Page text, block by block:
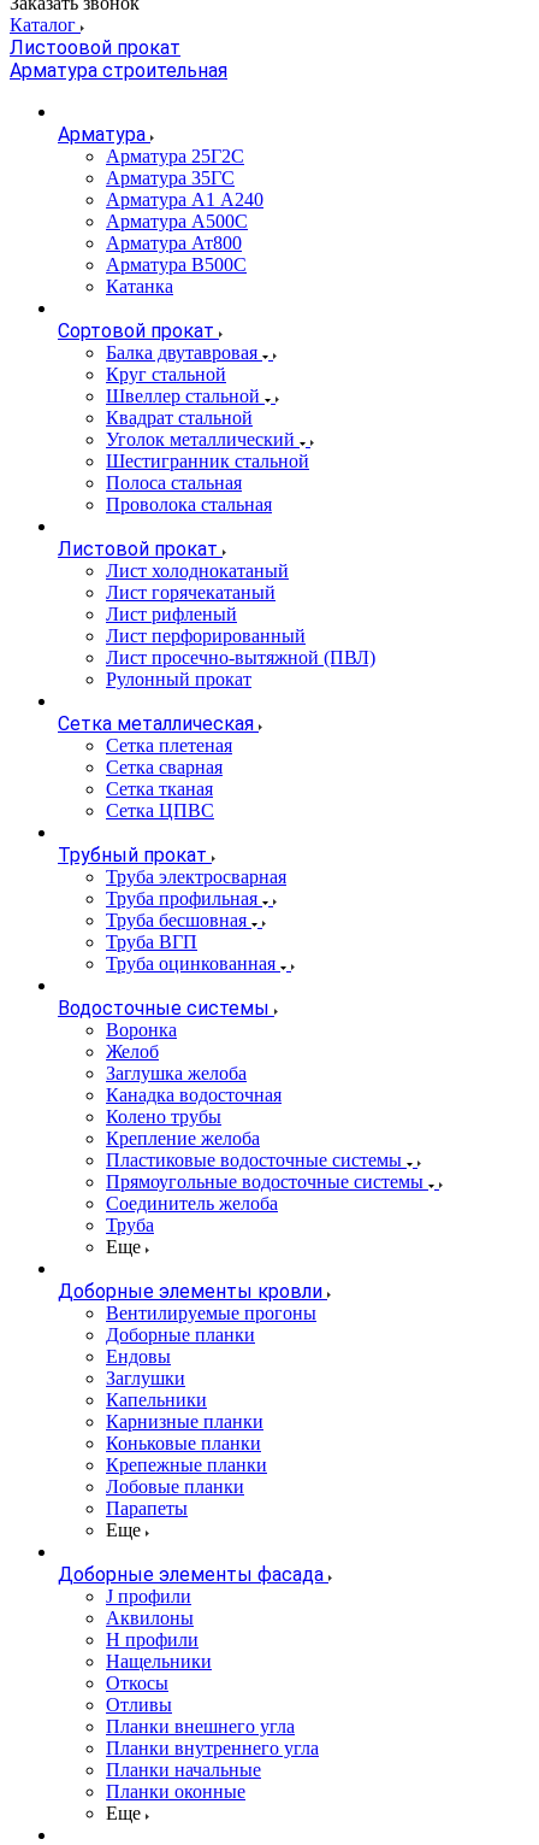
Каталог
Листоовой прокат
Арматура строительная
Арматура
Арматура 25Г2С
Арматура 35ГС
Арматура А1 А240
Арматура А500С
Арматура Ат800
Арматура В500С
Катанка
Сортовой прокат
Балка двутавровая
Круг стальной
Швеллер стальной
Квадрат стальной
Уголок металлический
Шестигранник стальной
Полоса стальная
Проволока стальная
Листовой прокат
Лист холоднокатаный
Лист горячекатаный
Лист рифленый
Лист перфорированный
Лист просечно-вытяжной (ПВЛ)
Рулонный прокат
Сетка металлическая
Сетка плетеная
Сетка сварная
Сетка тканая
Сетка ЦПВС
Трубный прокат
Труба электросварная
Труба профильная
Труба бесшовная
Труба ВГП
Труба оцинкованная
Водосточные системы
Воронка
Желоб
Заглушка желоба
Канадка водосточная
Колено трубы
Крепление желоба
Пластиковые водосточные системы
Прямоугольные водосточные системы
Соединитель желоба
Труба
Еще
Доборные элементы кровли
Вентилируемые прогоны
Доборные планки
Ендовы
Заглушки
Капельники
Карнизные планки
Коньковые планки
Крепежные планки
Лобовые планки
Парапеты
Еще
Доборные элементы фасада
J профили
Аквилоны
Н профили
Нащельники
Откосы
Отливы
Планки внешнего угла
Планки внутреннего угла
Планки начальные
Планки оконные
Еще